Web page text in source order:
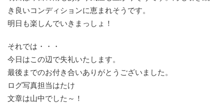
き良いコンディションに恵まれそうです。
明日も楽しんでいきまっしょ！
それでは・・・
今日はこの辺で失礼いたします。
最後までのお付き合いありがとうございました。
ログ写真担当はたけ
文章は山中でした～！